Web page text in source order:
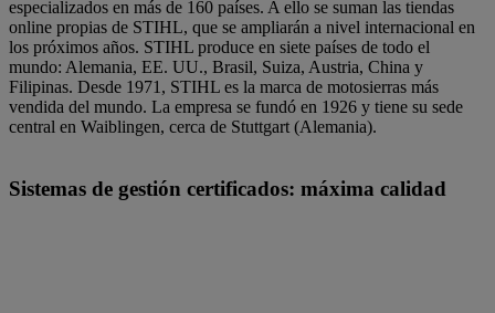
especializados en más de 160 países. A ello se suman las tiendas
online propias de STIHL, que se ampliarán a nivel internacional en
los próximos años. STIHL produce en siete países de todo el
mundo: Alemania, EE. UU., Brasil, Suiza, Austria, China y
Filipinas. Desde 1971, STIHL es la marca de motosierras más
vendida del mundo. La empresa se fundó en 1926 y tiene su sede
central en Waiblingen, cerca de Stuttgart (Alemania).
Sistemas de gestión certificados: máxima calidad